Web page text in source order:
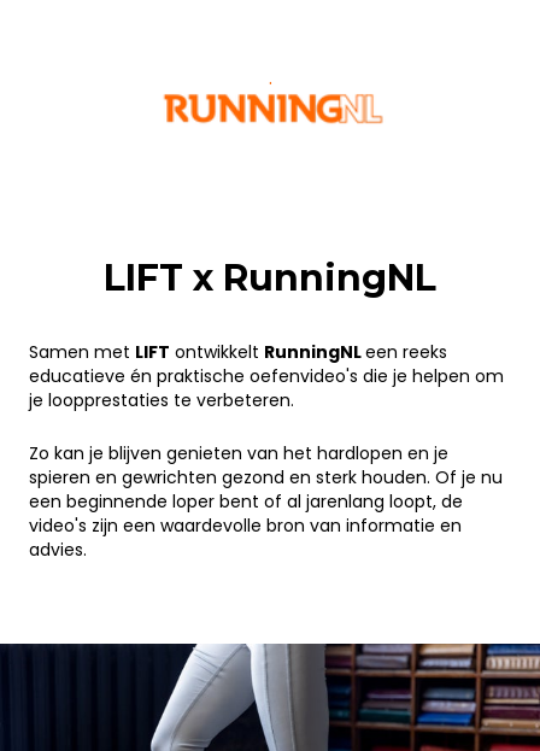
.
.
LIFT x RunningNL
Samen met LIFT ontwikkelt RunningNLeen reeks
educatieve én praktische oefenvideo's die je helpen om
je loopprestaties te verbeteren.
Zo kan je blijven genieten van het hardlopen en je
spieren en gewrichten gezond en sterk houden. Of je nu
een beginnende loper bent of al jarenlang loopt, de
video's zijn een waardevolle bron van informatie en
advies.